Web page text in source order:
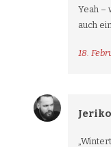
Yeah –
auch
18.
Jeriko